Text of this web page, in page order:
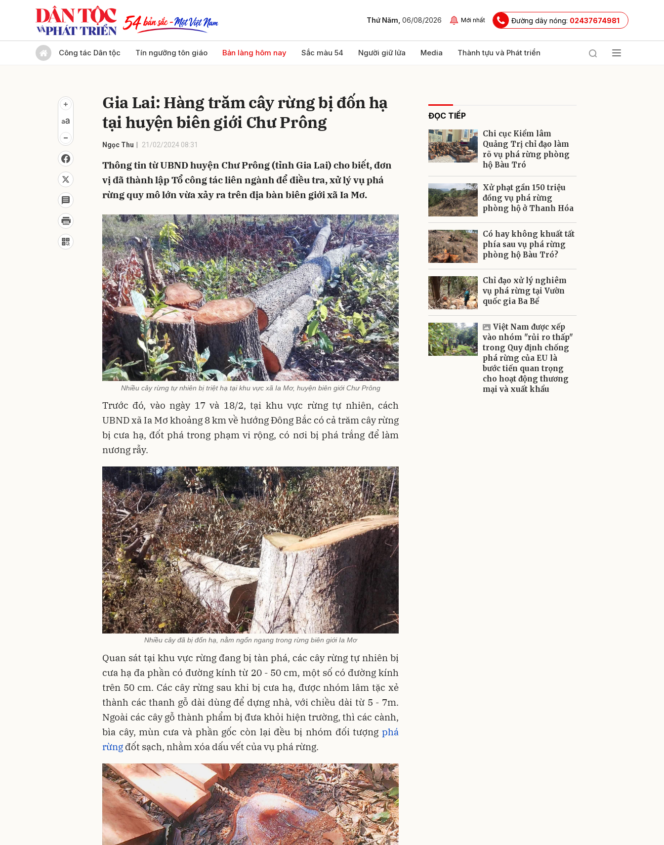
Thứ Năm, 06/08/2026 Mới nhất Đường dây nóng: 02437674981
Công tác Dân tộc Tín ngưỡng tôn giáo Bản làng hôm nay Sắc màu 54 Người giữ lửa Media Thành tựu và Phát triển
Gia Lai: Hàng trăm cây rừng bị đốn hạ
tại huyện biên giới Chư Prông
Ngọc Thu 21/02/2024 08:31
Thông tin từ UBND huyện Chư Prông (tỉnh Gia Lai) cho biết, đơn
vị đã thành lập Tổ công tác liên ngành để điều tra, xử lý vụ phá
rừng quy mô lớn vừa xảy ra trên địa bàn biên giới xã Ia Mơ.
Nhiều cây rừng tự nhiên bị triệt hạ tại khu vực xã Ia Mơ, huyện biên giới Chư Prông
Trước đó, vào ngày 17 và 18/2, tại khu vực rừng tự nhiên, cách
UBND xã Ia Mơ khoảng 8 km về hướng Đông Bắc có cả trăm cây rừng
bị cưa hạ, đốt phá trong phạm vi rộng, có nơi bị phá trắng để làm
nương rẫy.
Nhiều cây đã bị đốn hạ, nằm ngổn ngang trong rừng biên giới Ia Mơ
Quan sát tại khu vực rừng đang bị tàn phá, các cây rừng tự nhiên bị
cưa hạ đa phần có đường kính từ 20 - 50 cm, một số có đường kính
trên 50 cm. Các cây rừng sau khi bị cưa hạ, được nhóm lâm tặc xẻ
thành các thanh gỗ dài dùng để dựng nhà, với chiều dài từ 5 - 7m.
Ngoài các cây gỗ thành phẩm bị đưa khỏi hiện trường, thì các cành,
bìa cây, mùn cưa và phần gốc còn lại đều bị nhóm đối tượng phá
rừng đốt sạch, nhằm xóa dấu vết của vụ phá rừng.
ĐỌC TIẾP
Chi cục Kiểm lâm
Quảng Trị chỉ đạo làm
rõ vụ phá rừng phòng
hộ Bàu Tró
Xử phạt gần 150 triệu
đồng vụ phá rừng
phòng hộ ở Thanh Hóa
Có hay không khuất tất
phía sau vụ phá rừng
phòng hộ Bàu Tró?
Chỉ đạo xử lý nghiêm
vụ phá rừng tại Vườn
quốc gia Ba Bể
Việt Nam được xếp
vào nhóm "rủi ro thấp"
trong Quy định chống
phá rừng của EU là
bước tiến quan trọng
cho hoạt động thương
mại và xuất khẩu
Gửi bình luận
Hủy Gửi